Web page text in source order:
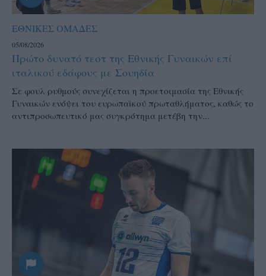
ΕΘΝΙΚΕΣ ΟΜΑΔΕΣ
05/08/2026
Πρώτο δυνατό τεστ της Εθνικής Γυναικών επί
ιταλικού εδάφους με Σουηδία
Σε φουλ ρυθμούς συνεχίζεται η προετοιμασία της Εθνικής
Γυναικών ενόψει του ευρωπαϊκού πρωταθλήματος, καθώς το
αντιπροσωπευτικό μας συγκρότημα μετέβη την...